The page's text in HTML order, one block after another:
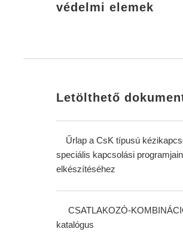
védelmi elemek
Letölthető
Űrlap a CsK típusú
speciális kapcsolási
elkészítéséhez
CSATLAKOZÓ-
katalógus